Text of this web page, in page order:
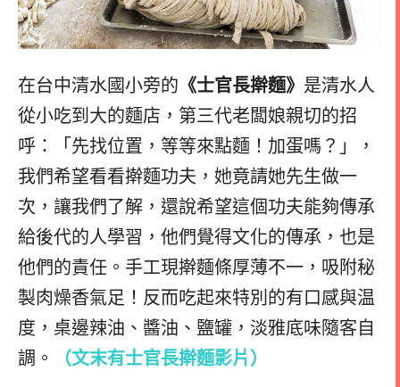
在台中清水國小旁的 《士官長擀麵》 是清水人
從小吃到大的麵店，第三代老闆娘親切的招
呼：「先找位置，等等來點麵！加蛋嗎？」，
我們希望看看擀麵功夫，她竟請她先生做一
次，讓我們了解，還說希望這個功夫能夠傳承
給後代的人學習，他們覺得文化的傳承，也是
他們的責任。手工現擀麵條厚薄不一，吸附秘
製肉燥香氣足！反而吃起來特別的有口感與温
度，桌邊辣油、醬油、鹽罐，淡雅底味隨客自
調。
（文末有士官長擀麵影片）